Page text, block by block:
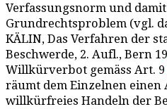
Verfassungsnorm und
Grundrechtsproblem (vgl.
KÄLIN, Das Verfahren der
Beschwerde, 2. Aufl., Bern
Willkürverbot gemäss Art. 9
räumt dem Einzelnen einen
willkürfreies Handeln der